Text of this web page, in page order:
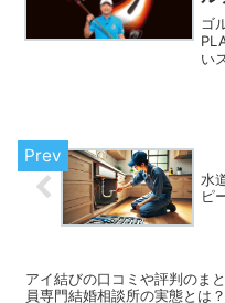
ゴ
い
水
ピ
アイ結びの口コミや評判のま
員専門結婚相談所の実態とは？